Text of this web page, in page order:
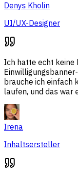
Denys Kholin
UI/UX-Designer
Ich hatte echt keine
brauche ich einfach
laufen, und das war
Irena
Inhaltsersteller